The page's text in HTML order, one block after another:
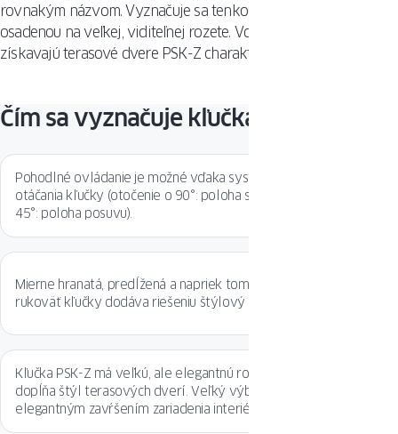
rovnakým názvom. Vyznačuje sa tenkou, čistou formou
osadenou na veľkej, viditeľnej rozete. Vďaka tejto kľučke
získavajú terasové dvere PSK-Z charakter.
Čím sa vyznačuje kľučka PSK-Z?
Pohodlné ovládanie je možné vďaka systému automatického
otáčania kľučky (otočenie o 90°: poloha sklonu, pohyb o ďalších
45°: poloha posuvu).
Mierne hranatá, predĺžená a napriek tomu jemne ukončená
rukoväť kľučky dodáva riešeniu štýlový charakter.
Kľučka PSK-Z má veľkú, ale elegantnú rozetu, ktorá dokonale
dopĺňa štýl terasových dverí. Veľký výber farieb je
elegantným zavŕšením zariadenia interiéru.